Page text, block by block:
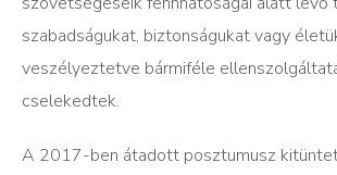
szabadságukat, biztonságukat vagy
veszélyeztetve bármiféle
cselekedtek.
A 2017-ben átadott posztumusz